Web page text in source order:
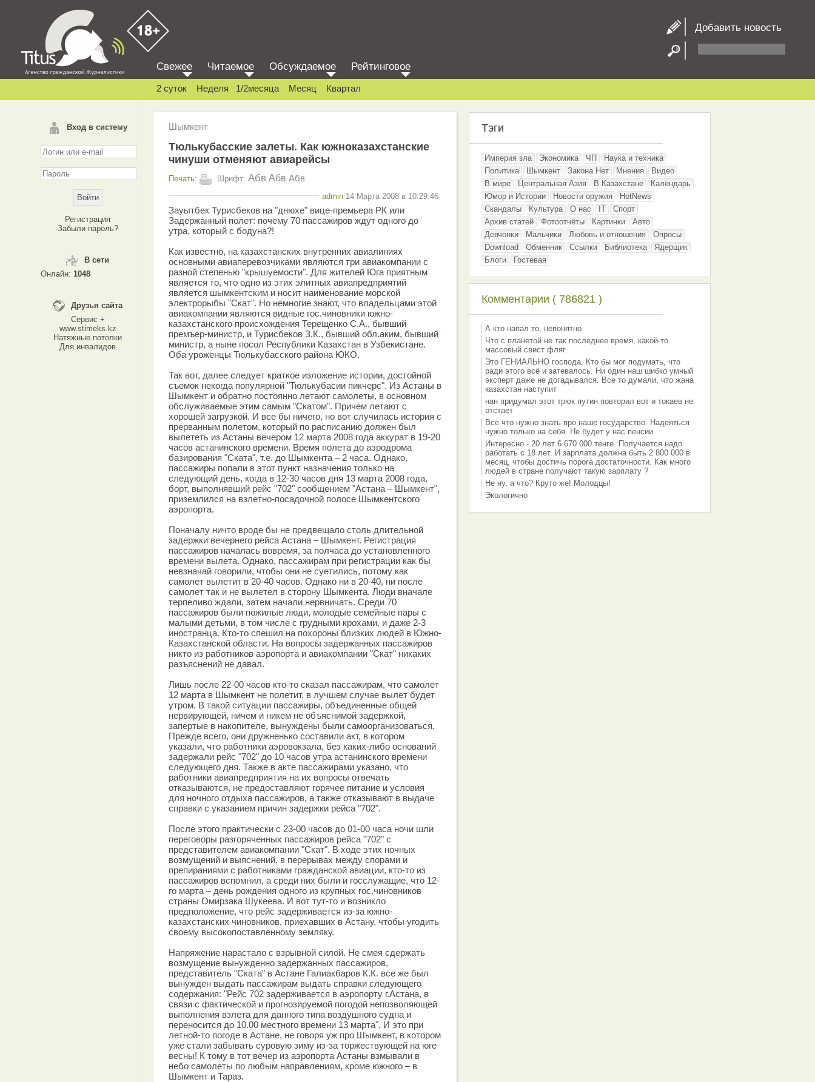
Добавить новость
Вход в систему
Регистрация
Забыли пароль?
В сети
Онлайн: 1048
Друзья сайта
Сервис +
www.stimeks.kz
Натяжные потолки
Для инвалидов
Свежее Читаемое Обсуждаемое Рейтинговое
2 суток Неделя 1/2месяца Месяц Квартал
Шымкент
Тюлькубасские залеты. Как южноказахстанские
чинуши отменяют авиарейсы
Печать: Шрифт: Абв Абв Абв
admin 14 Марта 2008 в 10:29:46
Зауытбек Турисбеков на "днюхе" вице-премьера РК или
Задержанный полет: почему 70 пассажиров ждут одного до
утра, который с бодуна?!
Как известно, на казахстанских внутренних авиалиниях
основными авиаперевозчиками являются три авиакомпании с
разной степенью "крышуемости". Для жителей Юга приятным
является то, что одно из этих элитных авиапредприятий
является шымкентским и носит наименование морской
электрорыбы "Скат". Но немногие знают, что владельцами этой
авиакомпании являются видные гос.чиновники южно-
казахстанского происхождения Терещенко С.А., бывший
премъер-министр, и Турисбеков З.К., бывший обл.аким, бывший
министр, а ныне посол Республики Казахстан в Узбекистане.
Оба уроженцы Тюлькубасского района ЮКО.
Так вот, далее следует краткое изложение истории, достойной
съемок некогда популярной "Тюлькубасии пикчерс". Из Астаны в
Шымкент и обратно постоянно летают самолеты, в основном
обслуживаемые этим самым "Скатом". Причем летают с
хорошей загрузкой. И все бы ничего, но вот случилась история с
прерванным полетом, который по расписанию должен был
вылететь из Астаны вечером 12 марта 2008 года аккурат в 19-20
часов астанинского времени. Время полета до аэродрома
базирования "Ската", т.е. до Шымкента – 2 часа. Однако,
пассажиры попали в этот пункт назначения только на
следующий день, когда в 12-30 часов дня 13 марта 2008 года,
борт, выполнявший рейс "702" сообщением "Астана – Шымкент",
приземлился на взлетно-посадочной полосе Шымкентского
аэропорта.
Поначалу ничто вроде бы не предвещало столь длительной
задержки вечернего рейса Астана – Шымкент. Регистрация
пассажиров началась вовремя, за полчаса до установленного
времени вылета. Однако, пассажирам при регистрации как бы
невзначай говорили, чтобы они не суетились, потому как
самолет вылетит в 20-40 часов. Однако ни в 20-40, ни после
самолет так и не вылетел в сторону Шымкента. Люди вначале
терпеливо ждали, затем начали нервничать. Среди 70
пассажиров были пожилые люди, молодые семейные пары с
малыми детьми, в том числе с грудными крохами, и даже 2-3
иностранца. Кто-то спешил на похороны близких людей в Южно-
Казахстанской области. На вопросы задержанных пассажиров
никто из работников аэропорта и авиакомпании "Скат" никаких
разъяснений не давал.
Лишь после 22-00 часов кто-то сказал пассажирам, что самолет
12 марта в Шымкент не полетит, в лучшем случае вылет будет
утром. В такой ситуации пассажиры, объединенные общей
нервирующей, ничем и никем не объяснимой задержкой,
запертые в накопителе, вынуждены были самоорганизоваться.
Прежде всего, они дружненько составили акт, в котором
указали, что работники аэровокзала, без каких-либо оснований
задержали рейс "702" до 10 часов утра астанинского времени
следующего дня. Также в акте пассажирами указано, что
работники авиапредприятия на их вопросы отвечать
отказываются, не предоставляют горячее питание и условия
для ночного отдыха пассажиров, а также отказывают в выдаче
справки с указанием причин задержки рейса "702".
После этого практически с 23-00 часов до 01-00 часа ночи шли
переговоры разгоряченных пассажиров рейса "702" с
представителем авиакомпании "Скат". В ходе этих ночных
возмущений и выяснений, в перерывах между спорами и
препираниями с работниками гражданской авиации, кто-то из
пассажиров вспомнил, а среди них были и госслужащие, что 12-
го марта – день рождения одного из крупных гос.чиновников
страны Омирзака Шукеева. И вот тут-то и возникло
предположение, что рейс задерживается из-за южно-
казахстанских чиновников, приехавших в Астану, чтобы угодить
своему высокопоставленному земляку.
Напряжение нарастало с взрывной силой. Не смея сдержать
возмущение вынужденно задержанных пассажиров,
представитель "Ската" в Астане Галиакбаров К.К. все же был
вынужден выдать пассажирам выдать справки следующего
содержания: "Рейс 702 задерживается в аэропорту г.Астана, в
связи с фактической и прогнозируемой погодой непозволяющей
выполнения взлета для данного типа воздушного судна и
переносится до 10.00 местного времени 13 марта". И это при
летной-то погоде в Астане, не говоря уж про Шымкент, в котором
уже стали забывать суровую зиму из-за торжествующей на юге
весны! К тому в тот вечер из аэропорта Астаны взмывали в
небо самолеты по любым направлениям, кроме южного – в
Шымкент и Тараз.
Тэги
Империя зла Экономика ЧП
Наука и техника
Политика
Шымкент Закона.Нет Мнения
Видео
В мире
Центральная Азия В Казахстане
Календарь
Юмор и Истории
Новости оружия
HotNews
Скандалы
Культура О нас IT
Спорт
Архив статей
Фотоотчёты Картинки
Авто
Девчонки
Мальчики Любовь и отношения
Опросы
Download
Обменник Ссылки Библиотека
Ядерщик
Блоги
Гостевая
Комментарии ( 786821 )
А кто напал то, непонятно
Что с планетой не так последнее время, какой-то
массовый свист фляг
Это ГЕНИАЛЬНО господа. Кто бы мог подумать, что
ради этого всё и затевалось. Ни один наш шибко умный
эксперт даже не догадывался. Все то думали, что жана
казахстан наступит
нан придумал этот трюк путин повторил вот и токаев не
отстает
Всё что нужно знать про наше государство. Надеяться
нужно только на себя. Не будет у нас пенсии.
Интересно - 20 лет 6 670 000 тенге. Получается надо
работать с 18 лет. И зарплата должна быть 2 800 000 в
месяц, чтобы достичь порога достаточности. Как много
людей в стране получают такую зарплату ?
Не ну, а что? Круто же! Молодцы!
Экологично